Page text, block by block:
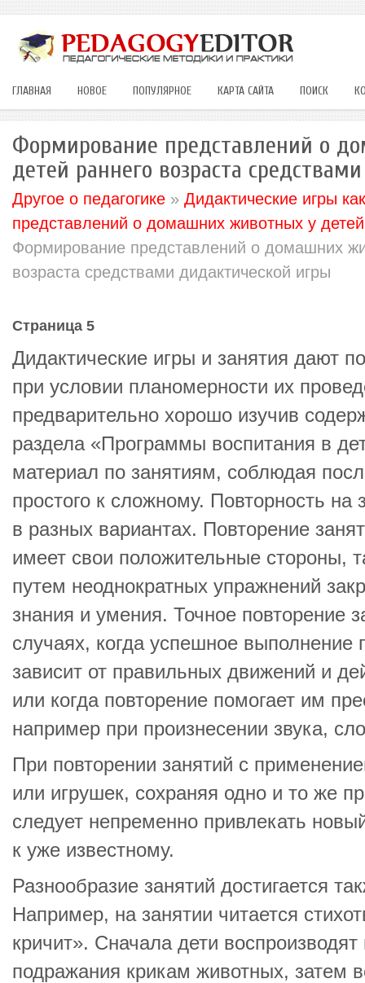
ГЛАВНАЯ НОВОЕ ПОПУЛЯРНОЕ КАРТА САЙТА ПОИСК
Формирование представлений о
детей раннего возраста
Другое о педагогике » Дидактические игры
представлений о домашних животных у детей
Формирование представлений о домашних
возраста средствами дидактической игры
Страница 5
Дидактические игры и занятия дают
при условии планомерности их
предварительно хорошо изучив
раздела «Программы воспитания в
материал по занятиям, соблюдая
простого к сложному. Повторность на
в разных вариантах. Повторение
имеет свои положительные стороны,
путем неоднократных упражнений
знания и умения. Точное повторение
случаях, когда успешное выполнение
зависит от правильных движений и
или когда повторение помогает им
например при произнесении звука,
При повторении занятий с
или игрушек, сохраняя одно и то же
следует непременно привлекать
к уже известному.
Разнообразие занятий достигается
Например, на занятии читается
кричит». Сначала дети
подражания крикам животных, затем